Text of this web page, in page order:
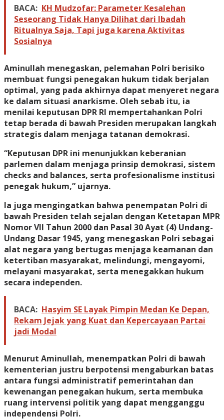
BACA: KH Mudzofar: Parameter Kesalehan
Seseorang Tidak Hanya Dilihat dari Ibadah
Ritualnya Saja, Tapi juga karena Aktivitas
Sosialnya
Aminullah menegaskan, pelemahan Polri berisiko
membuat fungsi penegakan hukum tidak berjalan
optimal, yang pada akhirnya dapat menyeret negara
ke dalam situasi anarkisme. Oleh sebab itu, ia
menilai keputusan DPR RI mempertahankan Polri
tetap berada di bawah Presiden merupakan langkah
strategis dalam menjaga tatanan demokrasi.
“Keputusan DPR ini menunjukkan keberanian
parlemen dalam menjaga prinsip demokrasi, sistem
checks and balances, serta profesionalisme institusi
penegak hukum,” ujarnya.
Ia juga mengingatkan bahwa penempatan Polri di
bawah Presiden telah sejalan dengan Ketetapan MPR
Nomor VII Tahun 2000 dan Pasal 30 Ayat (4) Undang-
Undang Dasar 1945, yang menegaskan Polri sebagai
alat negara yang bertugas menjaga keamanan dan
ketertiban masyarakat, melindungi, mengayomi,
melayani masyarakat, serta menegakkan hukum
secara independen.
BACA: Hasyim SE Layak Pimpin Medan Ke Depan,
Rekam Jejak yang Kuat dan Kepercayaan Partai
jadi Modal
Menurut Aminullah, menempatkan Polri di bawah
kementerian justru berpotensi mengaburkan batas
antara fungsi administratif pemerintahan dan
kewenangan penegakan hukum, serta membuka
ruang intervensi politik yang dapat mengganggu
independensi Polri.